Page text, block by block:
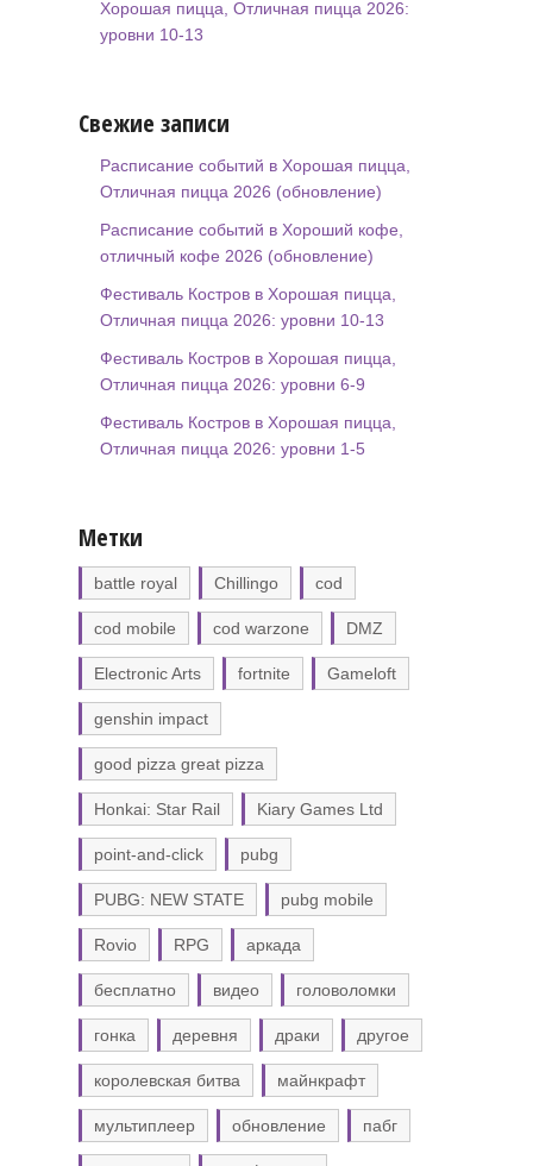
Хорошая пицца, Отличная пицца 2026:
уровни 10-13
Свежие записи
Расписание событий в Хорошая пицца,
Отличная пицца 2026 (обновление)
Расписание событий в Хороший кофе,
отличный кофе 2026 (обновление)
Фестиваль Костров в Хорошая пицца,
Отличная пицца 2026: уровни 10-13
Фестиваль Костров в Хорошая пицца,
Отличная пицца 2026: уровни 6-9
Фестиваль Костров в Хорошая пицца,
Отличная пицца 2026: уровни 1-5
Метки
battle royal Chillingo cod
cod mobile cod warzone DMZ
Electronic Arts fortnite Gameloft
genshin impact
good pizza great pizza
Honkai: Star Rail Kiary Games Ltd
point-and-click pubg
PUBG: NEW STATE pubg mobile
Rovio RPG аркада
бесплатно видео головоломки
гонка деревня драки другое
королевская битва майнкрафт
мультиплеер обновление пабг